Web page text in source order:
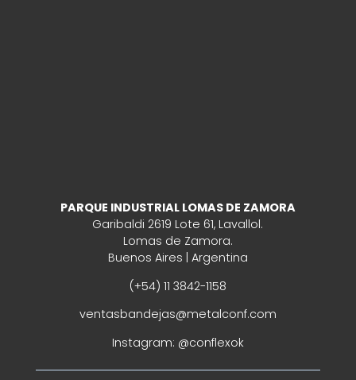
PARQUE INDUSTRIAL LOMAS DE ZAMORA
Garibaldi 2619 Lote 61, Lavallol.
Lomas de Zamora.
Buenos Aires | Argentina
(+54) 11 3842-1158
ventasbandejas@metalconf.com
Instagram: @conflexok